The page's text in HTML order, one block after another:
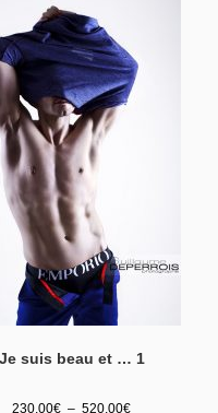
Je suis beau et … 1
230,00€ – 520,00€